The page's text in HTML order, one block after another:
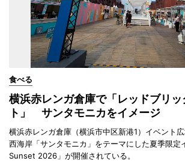
食べる
横浜赤レンガ倉庫で「レッドブリッ
ト」 サンタモニカをイメージ
横浜赤レンガ倉庫（横浜市中区新港1）イベント
西海岸「サンタモニカ」をテーマにした夏季限定
Sunset 2026」が開催されている。